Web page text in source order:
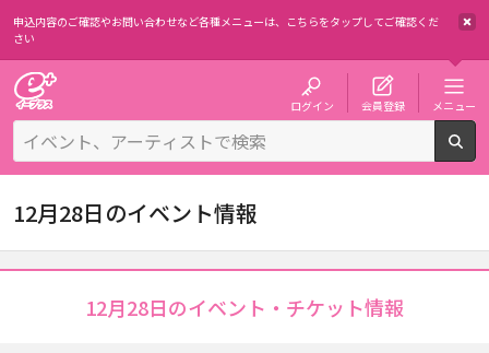
申込内容のご確認やお問い合わせなど各種メニューは、 こちらをタップしてご確認くだ
さい
ログイン 会員登録 メニュー
12月28日のイベント情報
12月28日のイベント・チケット情報